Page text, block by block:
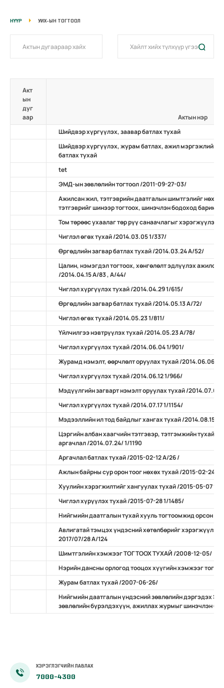
НҮҮР УИХ-ЫН ТОГТООЛ
Акт
ын
дуг
аар
Актын нэр
Шийдвэр хүргүүлэх, заавар батлах тухай
Шийдвэр хүргүүлэх, журам батлах, ажил мэргэжлийн
батлах тухай
tet
ЭМД-ын зөвлөлийн тогтоол /2011-09-27-03/
Ажилсан жил, тэтгэврийн даатгалын шимтгэлийг нөхөн
тэтгэврийг шинээр тогтоох, шинэчлэн бодоход
Том төрөөс ухаалаг төр рүү санаачлагыг хэрэгжүүлэх
Чиглэл өгөх тухай /2014.03.05 1/337/
Өргөдлийн загвар батлах тухай /2014.03.24 А/52/
Цалин, нэмэгдэл тогтоох, хөнгөлөлт эдлүүлэх
/2014.04.15 А/83 , А/44/
Чиглэл хүргүүлэх тухай /2014.04.29 1/615/
Өргөдлийн загвар батлах тухай /2014.05.13 А/72/
Чиглэл өгөх тухай /2014.05.23 1/811/
Үйлчилгээ нэвтрүүлэх тухай /2014.05.23 А/78/
Чиглэл хүргүүлэх тухай /2014.06.04 1/901/
Журамд нэмэлт, өөрчлөлт оруулах тухай /2014.06.06
Чиглэл хүргүүлэх тухай /2014.06.12 1/966/
Мэдүүлгийн загварт нэмэлт оруулах тухай /2014.07.07
Чиглэл хүргүүлэх тухай /2014.07.17 1/1154/
Мэдээллийн ил тод байдлыг хангах тухай /2014.08.15
Цэргийн албан хаагчийн тэтгэвэр, тэтгэмжийн тухай
аргачлал /2014.07.24/ 1/1190
Аргачлал батлах тухай /2015-02-12 А/26 /
Ажлын байрны сур орон тоог нөхөх тухай /2015-02-24 А/
Хуулийн хэрэгжилтийг хангуулах тухай /2015-05-07 11/
Чиглэл хүрүүлэх тухай /2015-07-28 1/1485/
Нийгмийн даатгалын тухай хууль тогтоомжид орсон
Авлигатай тэмцэх үндэсний хөтөлбөрийг хэрэгжүүлэх
2017/07/28 А/124
Шимтгэлийн хэмжээг ТОГТООХ ТУХАЙ /2008-12-05/
Нэрийн дансны орлогод тооцох хүүгийн хэмжээг
Журам батлах тухай /2007-06-26/
Нийгмийн даатгалын үндэсний зөвлөлийн дэргэдэх
зөвлөлийн бүрэлдэхүүн, ажиллах журмыг шинэчлэн
ХЭРЭГЛЭГЧИЙН ЛАВЛАХ
7000-4300